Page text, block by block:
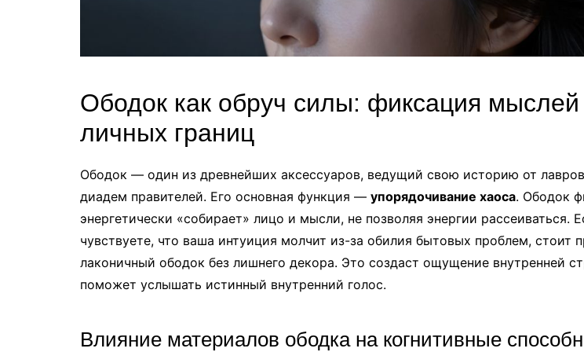
Ободок как обруч силы: фиксация мыслей
личных границ
Ободок — один из древнейших аксессуаров, ведущий свою историю от
диадем правителей. Его основная функция — упорядочивание хаоса. Ободок
энергетически «собирает» лицо и мысли, не позволяя энергии рассеиваться.
чувствуете, что ваша интуиция молчит из-за обилия бытовых проблем, стоит
лаконичный ободок без лишнего декора. Это создаст ощущение внутренней
поможет услышать истинный внутренний голос.
Влияние материалов ободка на когнитивные